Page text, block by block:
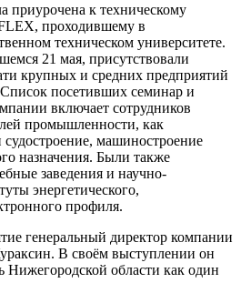
приурочена к техническому
проходившему в
техническом университете.
21 мая, присутствовали
крупных и средних предприятий
посетивших семинар и
включает сотрудников
промышленности, как
машиностроение
назначения. Были также
заведения и научно-
энергетического,
профиля.
генеральный директор компании
В своём выступлении он
области как один